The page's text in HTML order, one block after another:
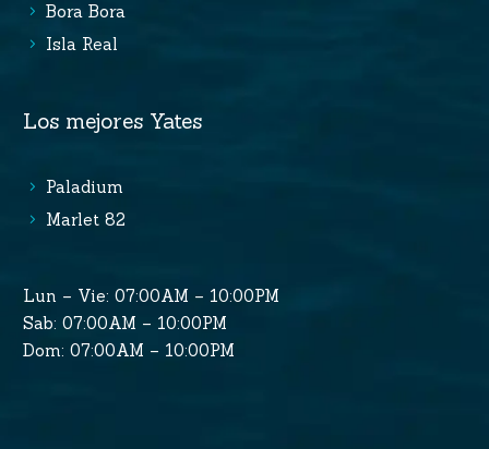
Bora Bora
Isla Real
Los mejores Yates
Paladium
Marlet 82
Lun – Vie: 07:00AM – 10:00PM
Sab: 07:00AM – 10:00PM
Dom: 07:00AM – 10:00PM